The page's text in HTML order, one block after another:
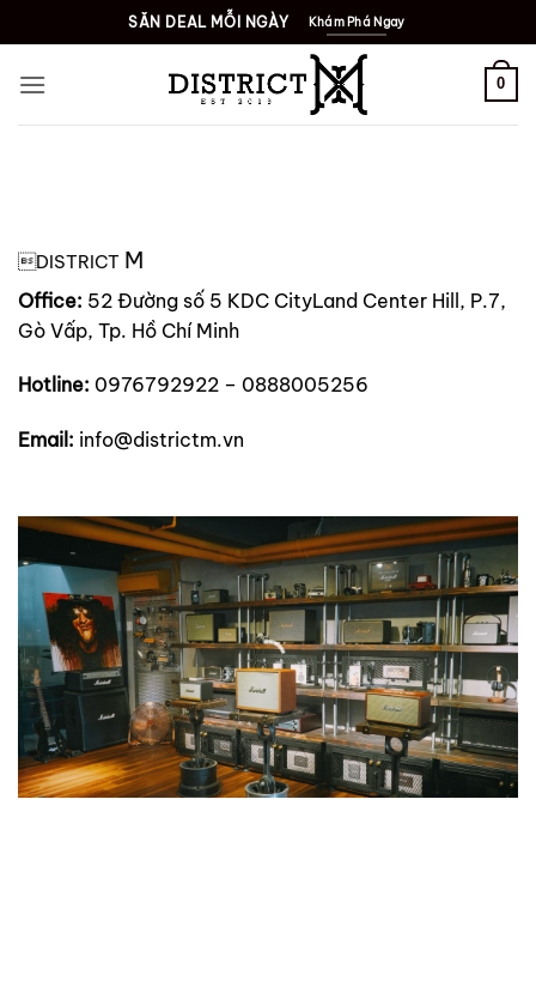
qua
nội
SĂN DEAL MỖI NGÀY Khám Phá Ngay
0
DISTRICT M
Office: 52 Đường số 5 KDC CityLand Center Hill, P.7,
Gò Vấp, Tp. Hồ Chí Minh
Hotline: 0976792922 – 0888005256
Email: info@districtm.vn